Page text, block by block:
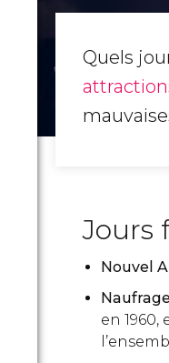
Quels
Jours
Nouvel
en